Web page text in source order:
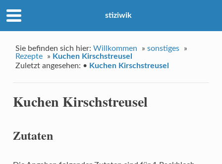
stiziwik
Sie befinden sich hier:Willkommen »sonstiges
»
Rezepte
» Kuchen Kirschstreusel
Zuletzt angesehen: • Kuchen Kirschstreusel
Kuchen Kirschstreusel
Zutaten